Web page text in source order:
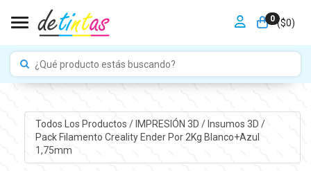
0 ($0)
Toggle navigation
Todos Los Productos / IMPRESIÓN 3D / Insumos 3D /
Pack Filamento Creality Ender Por 2Kg Blanco+Azul
1,75mm